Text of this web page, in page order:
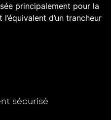
principalement pour la
d’un trancheur
sécurisé